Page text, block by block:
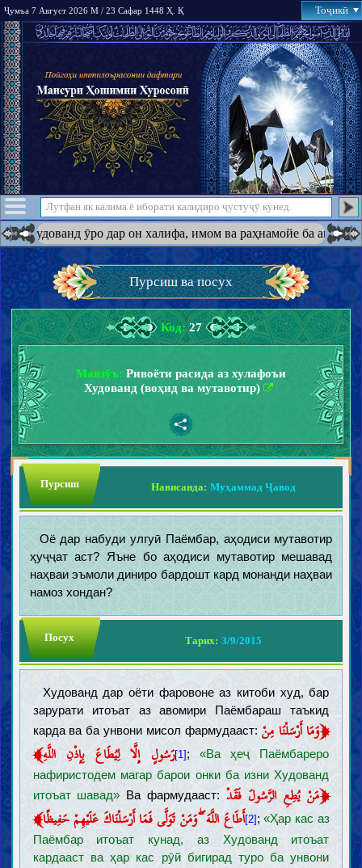
Ҷумъа 7 Август 2026 М / 23 Сафар 1448 Ҳ. Қ Тоҷикӣ
дар он халифа, имом ва раҳнамойе ба амри худ қарор
Пурсиш ва посух
Код: 27
Мавзӯъ: Ривоёти расида аз хулафоъи
Худованд (воҳид ва мутавотир)
Пурсиш Нависанда: Муҳаммад Ҷавод
Оё дар набуди улгуӣ Паёмбар, аҳодиси мутавотир
ҳуҷҷат аст? Яъне бо аҳодиси мутавотир мешавад
наҳваи эъмоли диниро бардошт кард монанди наҳваи
намоз хондан?
Посух Тарих: 3/9/2015
Худованд дар оёти фаровоне аз китоби худ, бар
зарурати итоъат аз авомири Паёмбараш таъкид
карда ва ба унвони мисол фармудааст:
﴿وَمَا أَرْسَلْنَا مِنْ
رَسُولٍ إِلَّا لِيُطَاعَ بِإِذْنِ اللَّهِ﴾ [1] ; «Ва ҳеҷ Паёмбареро
нафиристодем магар барои онки ба изни Худованд
итоъат шавад» Ва фармудааст: ﴿مَنْ يُطِعِ الرَّسُولَ فَقَدْ
أَطَاعَ اللَّهَ ۖ وَمَنْ تَوَلَّى فَمَا أَرْسَلْنَاكَ عَلَيْهِمْ حَفِيظًا﴾ [2] ;«Ҳар кас аз
Паёмбар итоъат кунад, аз Худованд итоъат
кардааст ва ҳар кас рӯй бигирад туро ба унвони